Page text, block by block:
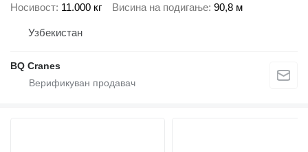
Носивост 11.000 кг Висина на подигање 90,8 м
Узбекистан
BQ Cranes